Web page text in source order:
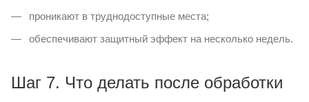
проникают в труднодоступные места;
обеспечивают защитный эффект на несколько недель.
Шаг 7. Что делать после обработки